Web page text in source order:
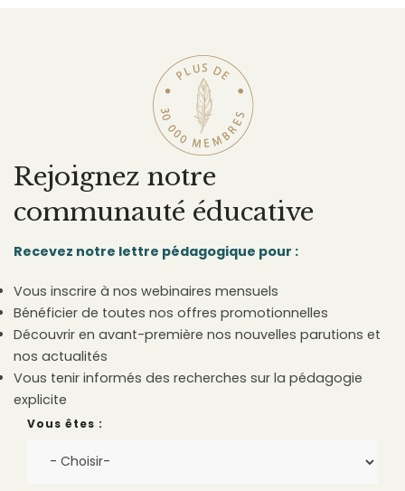
Rejoignez notre
communauté éducative
Recevez notre lettre pédagogique pour :
Vous inscrire à nos webinaires mensuels
Bénéficier de toutes nos offres promotionnelles
Découvrir en avant-première nos nouvelles parutions et
nos actualités
Vous tenir informés des recherches sur la pédagogie
explicite
Vous êtes :